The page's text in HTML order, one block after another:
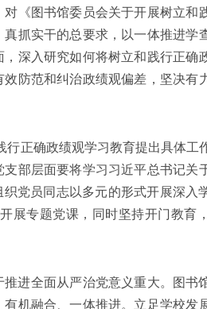
《图书馆委员会关于开展树立和
抓实干的总要求，以一体推进学
深入研究如何将树立和践行正确
防范和纠治政绩观偏差，坚决有
正确政绩观学习教育提出具体工
部层面要将学习习近平总书记关
党员同志以多元的形式开展深入
展专题党课，同时坚持开门教育
进全面从严治党意义重大。图书
机融合、一体推进。立足学校发